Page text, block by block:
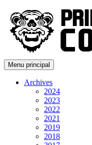
Menu principal
Archives
2024
2023
2022
2021
2019
2018